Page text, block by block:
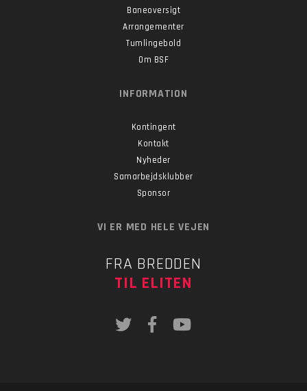
Baneoversigt
Arrangementer
Tumlingebold
Om BSF
INFORMATION
Kontingent
Kontakt
Nyheder
Samarbejdsklubber
Sponsor
VI ER MED HELE VEJEN
FRA BREDDEN
TIL ELITEN